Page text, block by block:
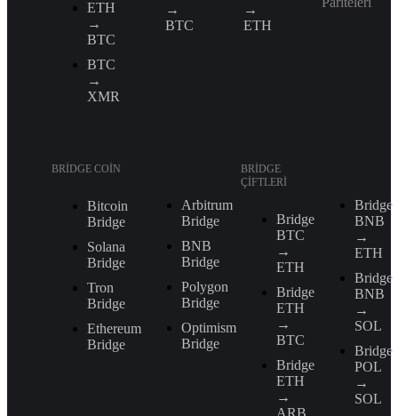
ETH
→
BTC
BTC
→
XMR
→
BTC
→
ETH
BRIDGE COIN
Bitcoin
Bridge
Solana
Bridge
Tron
Bridge
Ethereum
Bridge
Arbitrum
Bridge
BNB
Bridge
Polygon
Bridge
Optimism
Bridge
BRIDGE
ÇIFTLERI
Bridge
BTC
→
ETH
Bridge
ETH
→
BTC
Bridge
ETH
→
Bridge
BNB
→
ETH
Bridge
BNB
→
SOL
Bridge
POL
→
SOL